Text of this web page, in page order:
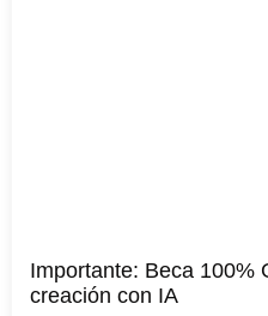
Importante: Beca 100%
creación con IA